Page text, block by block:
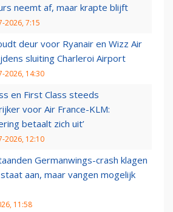
neemt af, maar krapte blijft
2026, 7:15
deur voor Ryanair en Wizz Air
sluiting Charleroi Airport
2026, 14:30
en First Class steeds
voor Air France-KLM:
betaalt zich uit’
2026, 12:10
Germanwings-crash klagen
aan, maar vangen mogelijk
11:58